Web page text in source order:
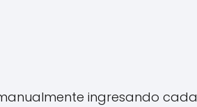
ingresando cada